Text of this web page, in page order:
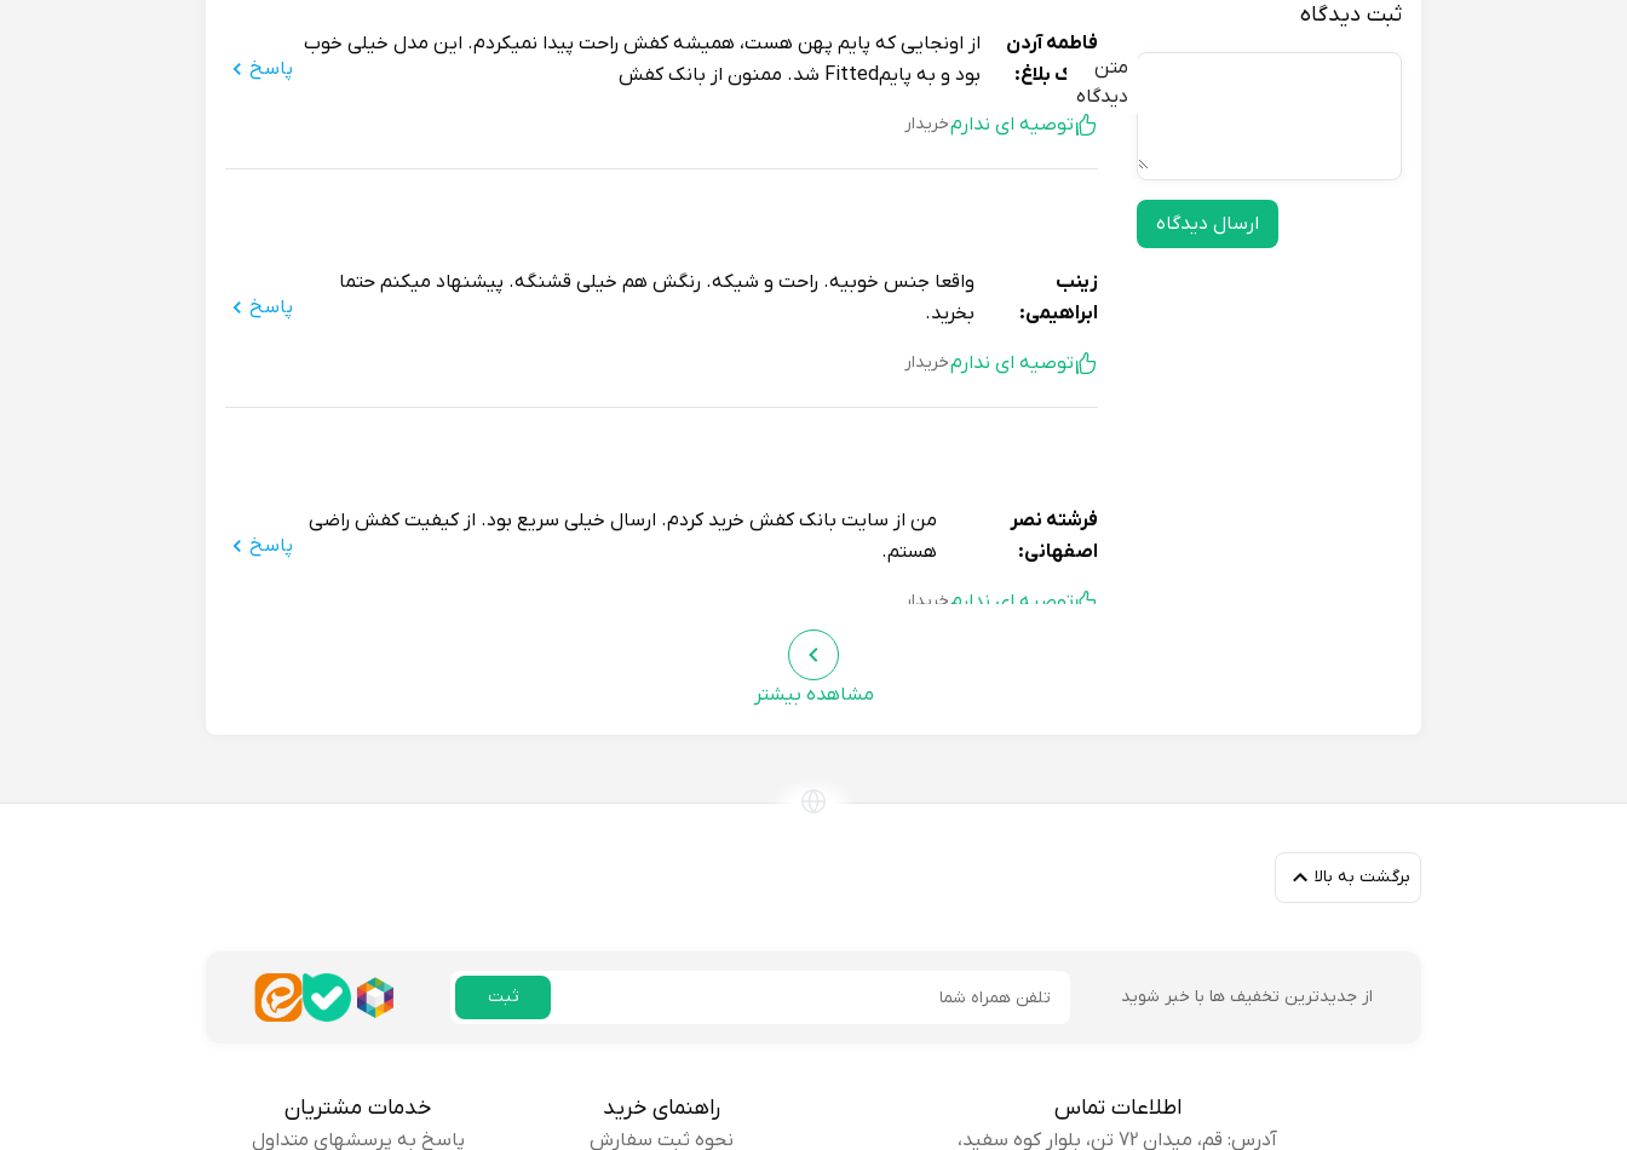
ثبت دیدگاه
متن
دیدگاه
ارسال دیدگاه
فاطمه آردن
بیوک بلاغ:
از اونجایی که پایم پهن هست، همیشه کفش راحت پیدا نمیکردم. این مدل خیلی خوب
بود و به پایمFitted شد. ممنون از بانک کفش
پاسخ
توصیه ای ندارمخریدار
زینب
ابراهیمی:
واقعا جنس خوبیه. راحت و شیکه. رنگش هم خیلی قشنگه. پیشنهاد میکنم حتما
بخرید.
پاسخ
توصیه ای ندارمخریدار
فرشته نصر
اصفهانی:
من از سایت بانک کفش خرید کردم. ارسال خیلی سریع بود. از کیفیت کفش راضی
هستم.
پاسخ
توصیه ای ندارمخریدار
توصیه ای ندارمخریدار
مداحی پور
واقعا از خریدم راضی هستم. کیفیت چرم مصنوعی خیلی خوبه و راحت هم هست. رنگش هم
دقیقا مثل عکس بود. پیشنهاد میکنم حتما بخرید.
پاسخ
مشاهده بیشتر
برگشت به بالا
از جدیدترین تخفیف ها با خبر شوید
ایمیل
ثبت
اطلاعات تماس
آدرس: قم، میدان 72 تن، بلوار کوه سفید،
راهنمای خرید
نحوه ثبت سفارش
خدمات مشتریان
پاسخ به پرسشهای متداول